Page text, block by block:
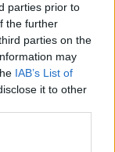
parties prior to
the further
parties on the
may
IAB’s List of
it to other
arată